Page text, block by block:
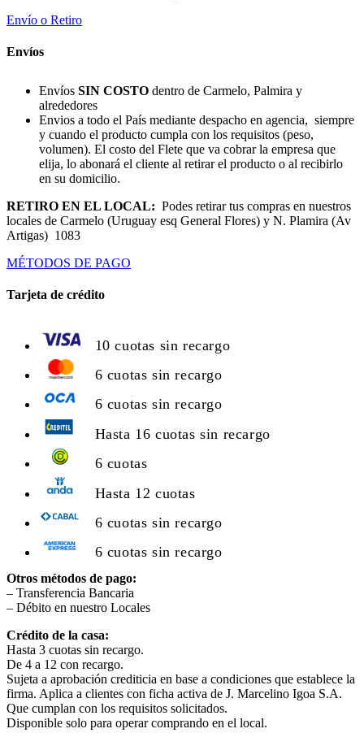
Envío o Retiro
Envíos
Envíos SIN COSTO dentro de Carmelo, Palmira y
alrededores
Envios a todo el País mediante despacho en agencia, siempre
y cuando el producto cumpla con los requisitos (peso,
volumen). El costo del Flete que va cobrar la empresa que
elija, lo abonará el cliente al retirar el producto o al recibirlo
en su domicilio.
RETIRO EN EL LOCAL: Podes retirar tus compras en nuestros
locales de Carmelo (Uruguay esq General Flores) y N. Plamira (Av
Artigas) 1083
MÉTODOS DE PAGO
Tarjeta de crédito
10 cuotas sin recargo
6 cuotas sin recargo
6 cuotas sin recargo
Hasta 16 cuotas sin recargo
6 cuotas
Hasta 12 cuotas
6 cuotas sin recargo
6 cuotas sin recargo
Otros métodos de pago:
– Transferencia Bancaria
– Débito en nuestro Locales
Crédito de la casa:
Hasta 3 cuotas sin recargo.
De 4 a 12 con recargo.
Sujeta a aprobación crediticia en base a condiciones que establece la
firma. Aplica a clientes con ficha activa de J. Marcelino Igoa S.A.
Que cumplan con los requisitos solicitados.
Disponible solo para operar comprando en el local.